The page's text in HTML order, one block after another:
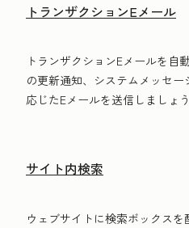
トランザクションEメール
トランザクションEメールを自
の更新通知、システムメッセ
応じたEメールを送信しましょう
サイト内検索
ウェブサイトに検索ボックス